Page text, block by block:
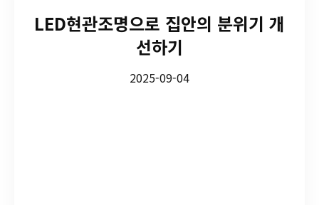
LED현관조명으로 집안의 분위기 개
선하기
2025-09-04